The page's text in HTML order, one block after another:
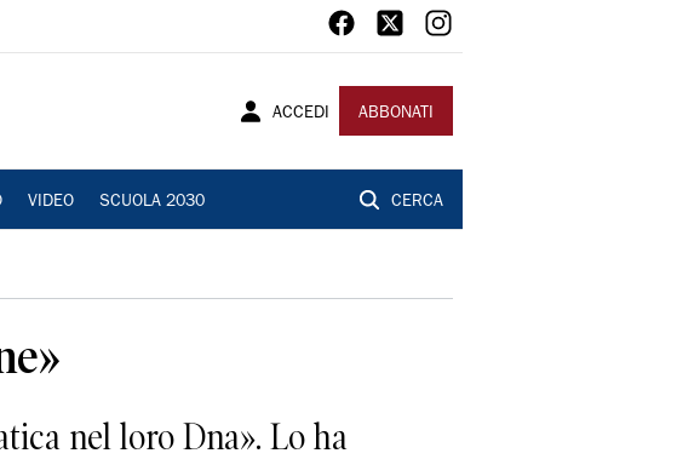
ACCEDI ABBONATI
VIDEO SCUOLA 2030 CERCA
nel loro Dna». Lo ha